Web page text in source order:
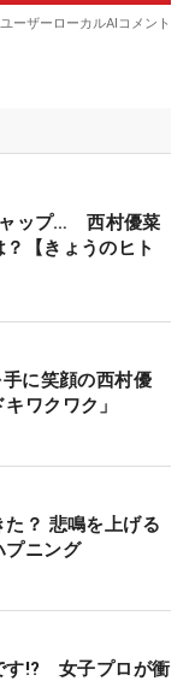
ャップ… 西村優菜
【きょうのヒト
に笑顔の西村優
ワクワク」
？ 悲鳴を上げる
プニング
す!? 女子プロが衝